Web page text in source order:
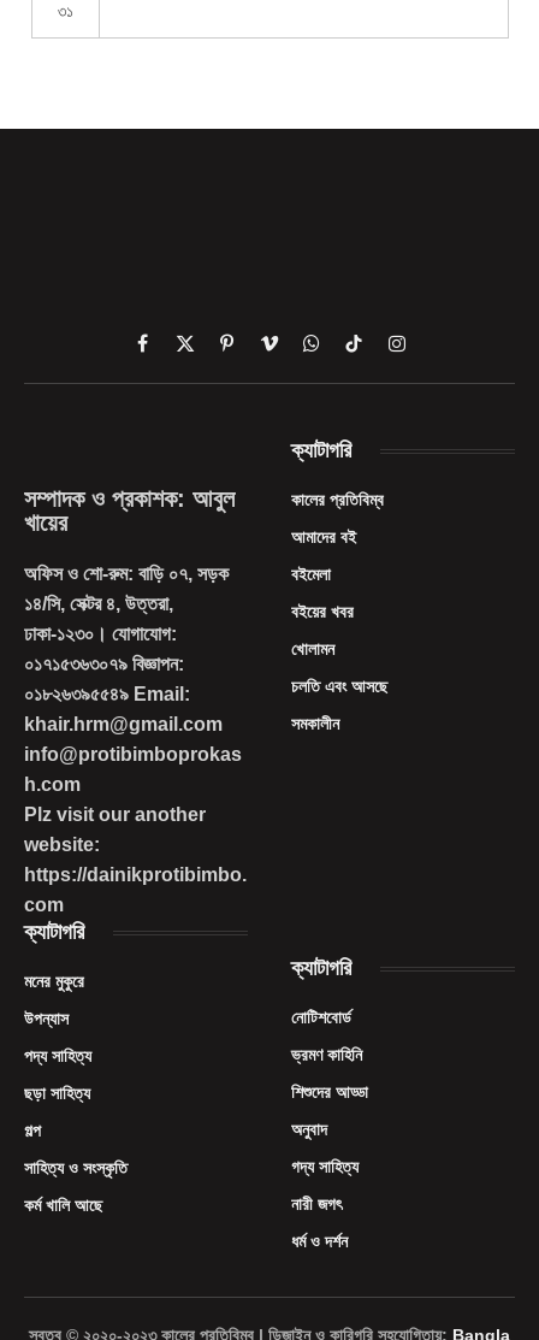
৩১
Facebook
X
(Twitter)
PinterestVimeoWhatsAppTikTokInstagram
সম্পাদক ও প্রকাশক: আবুল
খায়ের
অফিস ও শো-রুম: বাড়ি ০৭, সড়ক
১৪/সি, সেক্টর ৪, উত্তরা,
ঢাকা-১২৩০। যোগাযোগ:
০১৭১৫৩৬৩০৭৯ বিজ্ঞাপন:
০১৮২৬৩৯৫৫৪৯ Email:
khair.hrm@gmail.com
info@protibimboprokas
h.com
Plz visit our another
website:
https://dainikprotibimbo.
com
ক্যাটাগরি
কালের প্রতিবিম্ব
আমাদের বই
বইমেলা
বইয়ের খবর
খোলামন
চলতি এবং আসছে
সমকালীন
ক্যাটাগরি
মনের মুকুরে
উপন্যাস
পদ্য সাহিত্য
ছড়া সাহিত্য
গল্প
সাহিত্য ও সংস্কৃতি
কর্ম খালি আছে
ক্যাটাগরি
নোটিশবোর্ড
ভ্রমণ কাহিনি
শিশুদের আড্ডা
অনুবাদ
গদ্য সাহিত্য
নারী জগৎ
ধর্ম ও দর্শন
স্বত্ব © ২০২০-২০২৩ কালের প্রতিবিম্ব | ডিজাইন ও কারিগরি সহযোগিতায়: Bangla